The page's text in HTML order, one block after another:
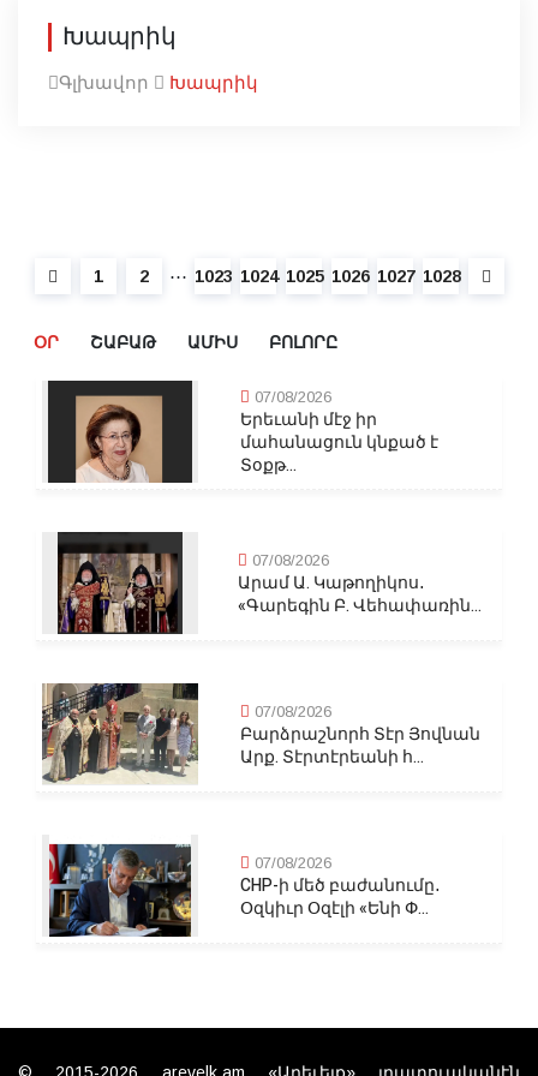
Խապրիկ
Գլխավոր Խապրիկ
1 2 ⋯ 1023 1024 1025 1026 1027 1028
ՕՐ ՇԱԲԱԹ ԱՄԻՍ ԲՈԼՈՐԸ
07/08/2026
Երեւանի մէջ իր
մահանացուն կնքած է
Տօքթ...
07/08/2026
Արամ Ա. Կաթողիկոս․
«Գարեգին Բ. Վեհափառին...
07/08/2026
Բարձրաշնորհ Տէր Յովնան
Արք. Տէրտէրեանի հ...
07/08/2026
CHP-ի մեծ բաժանումը․
Օզկիւր Օզէլի «Ենի Փ...
© 2015-2026 arevelk.am «Արեւելք» լրատուականէն